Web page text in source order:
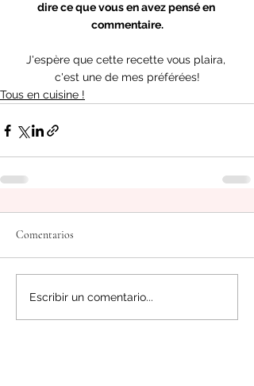
dire ce que vous en avez pensé en
commentaire.
J'espère que cette recette vous plaira,
c'est une de mes préférées!
Tous en cuisine !
Comentarios
Escribir un comentario...